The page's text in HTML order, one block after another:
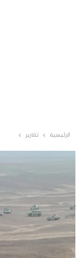
الرئيسية تقارير